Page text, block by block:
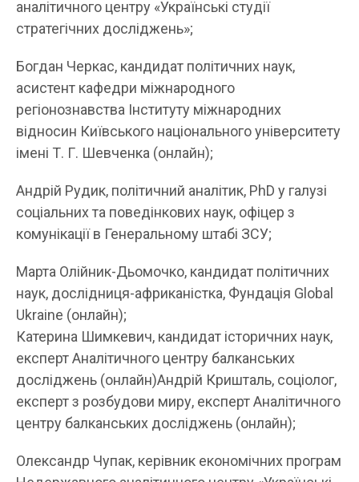
аналітичного центру «Українські студії
стратегічних досліджень»;
Богдан Черкас, кандидат політичних наук,
асистент кафедри міжнародного
регіонознавства Інституту міжнародних
відносин Київського національного університету
імені Т. Г. Шевченка (онлайн);
Андрій Рудик, політичний аналітик, PhD у галузі
соціальних та поведінкових наук, офіцер з
комунікації в Генеральному штабі ЗСУ;
Марта Олійник-Дьомочко, кандидат політичних
наук, дослідниця-африканістка, Фундація Global
Ukraine (онлайн);
Катерина Шимкевич, кандидат історичних наук,
експерт Аналітичного центру балканських
досліджень (онлайн)Андрій Кришталь, соціолог,
експерт з розбудови миру, експерт Аналітичного
центру балканських досліджень (онлайн);
Олександр Чупак, керівник економічних програм